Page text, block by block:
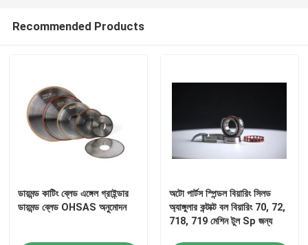
পণ্য
ভিডিও
Recommended Products
ডায়মন্ড কাটিং ব্লেড এঙ্গেল গ্রাইন্ডার
ডায়মন্ড ব্লেড OHSAS অনুমোদন
অটো পার্টস স্পিন্ডল বিয়ারিং সিলড
অ্যাঙ্গুলার কন্টাক্ট বল বিয়ারিং 70, 72,
718, 719 মেশিন টুল Sp জন্য